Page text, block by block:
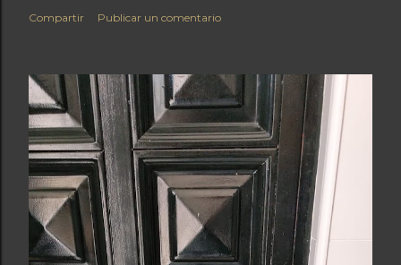
Compartir Publicar un comentario